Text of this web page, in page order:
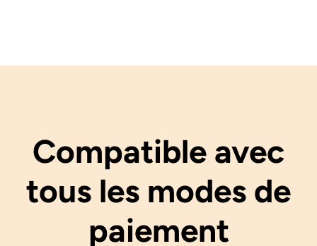
Compatible avec
tous les modes de
paiement